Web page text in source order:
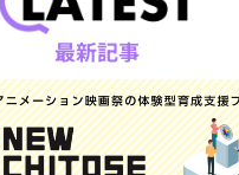
最新記事